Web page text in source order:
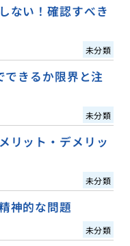
ない！確認すべき
未分類
できるか限界と注
未分類
リット・デメリッ
未分類
神的な問題
未分類